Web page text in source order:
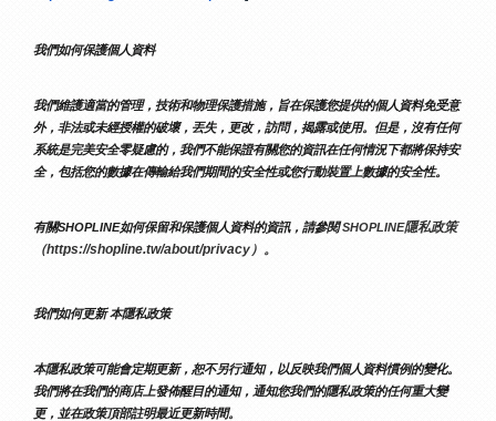
我們如何保護個人資料
我們維護適當的管理，技術和物理保護措施，旨在保護您提供的個人資料免受意
外，非法或未經授權的破壞，丟失，更改，訪問，揭露或使用。但是，沒有任何
系統是完美安全零疑慮的，我們不能保證有關您的資訊在任何情況下都將保持安
全，包括您的數據在傳輸給我們期間的安全性或您行動裝置上數據的安全性。
有關SHOPLINE如何保留和保護個人資料的資訊，請參閱 SHOPLINE隱私政策
（https://shopline.tw/about/privacy）。
我們如何更新 本隱私政策
本隱私政策可能會定期更新，恕不另行通知，以反映我們個人資料慣例的變化。
我們將在我們的商店上發佈醒目的通知，通知您我們的隱私政策的任何重大變
更，並在政策頂部註明最近更新時間。